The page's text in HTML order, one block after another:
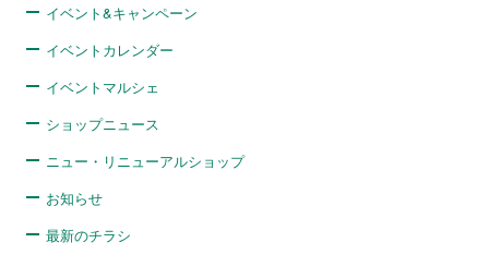
イベント&キャンペーン
イベントカレンダー
イベントマルシェ
ショップニュース
ニュー・リニューアルショップ
お知らせ
最新のチラシ